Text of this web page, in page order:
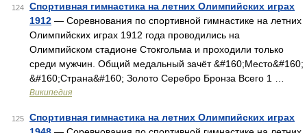
124
Спортивная гимнастика на летних Олимпийских играх
1912 — Соревнования по спортивной гимнастике на летних
Олимпийских играх 1912 года проводились на
Олимпийском стадионе Стокгольма и проходили только
среди мужчин. Общий медальный зачёт &#160;Место&#160;
&#160;Страна&#160; Золото Серебро Бронза Всего 1 …
Википедия
125
Спортивная гимнастика на летних Олимпийских играх